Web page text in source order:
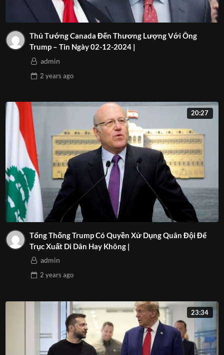
Thủ Tướng Canada Đến Thương Lượng Với Ông
Trump – Tin Ngày 02-12-2024 |
admin
2 years ago
20:27
Tổng Thống Trump Có Quyền Xử Dụng Quân Đội Để
Trục Xuất Di Dân Hay Không |
admin
2 years ago
23:34